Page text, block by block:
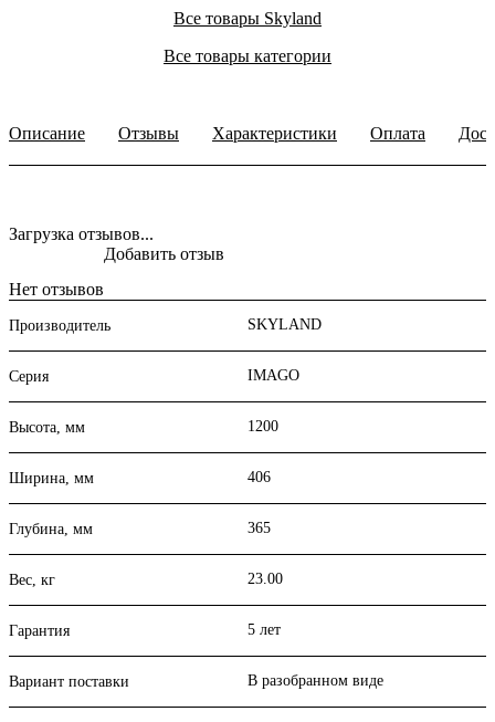
Все товары Skyland
Все товары категории
Описание Отзывы Характеристики Оплата
Загрузка отзывов...
Нет отзывов
Добавить отзыв
Производитель SKYLAND
Серия IMAGO
Высота, мм 1200
Ширина, мм 406
Глубина, мм 365
Вес, кг 23.00
Гарантия 5 лет
Вариант поставки В разобранном виде